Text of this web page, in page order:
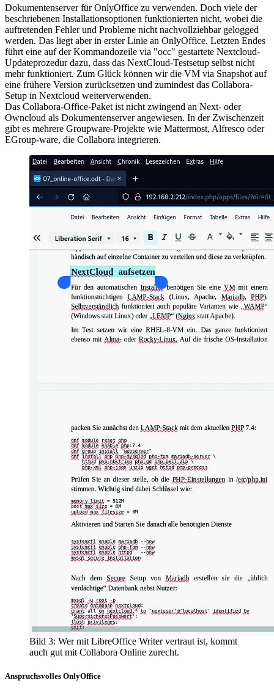
Dokumentenserver für OnlyOffice zu verwenden. Doch viele der
beschriebenen Installationsoptionen funktionierten nicht, wobei die
auftretenden Fehler und Probleme nicht nachvollziehbar gelogged
werden. Das liegt aber in erster Linie an OnlyOffice. Letzten Endes
führt eine auf der Kommandozeile via "occ" gestartete Nextcloud-
Updateprozedur dazu, dass das NextCloud-Testsetup selbst nicht
mehr funktioniert. Zum Glück können wir die VM via Snapshot auf
eine frühere Version zurücksetzen und zumindest das Collabora-
Setup in Nextcloud weiterverwenden.
Das Collabora-Office-Paket ist nicht zwingend an Next- oder
Owncloud als Dokumentenserver angewiesen. In der Zwischenzeit
gibt es mehrere Groupware-Projekte wie Mattermost, Alfresco oder
EGroup-ware, die Collabora integrieren.
Bild 3: Wer mit LibreOffice Writer vertraut ist, kommt
auch gut mit Collabora Online zurecht.
Anspruchsvolles OnlyOffice